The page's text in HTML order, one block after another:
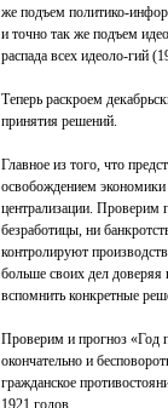
же подъем политико-
и точно так же подъем
распада всех идеоло-гий
Теперь раскроем
принятия решений.
Главное из того, что
освобождением экономики
централизации. Проверим
безработицы, ни
контролируют
больше своих дел доверяя
вспомнить конкретные
Проверим и прогноз «Год
окончательно и
гражданское
1921 годов.